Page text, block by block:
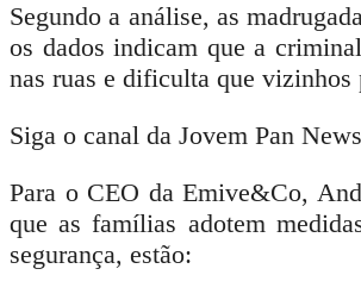
Segundo a análise, as
os dados indicam que a
nas ruas e dificulta que vizinhos
Siga o canal da Jovem Pan
Para o CEO da Emive&Co,
que as famílias adotem
segurança, estão: